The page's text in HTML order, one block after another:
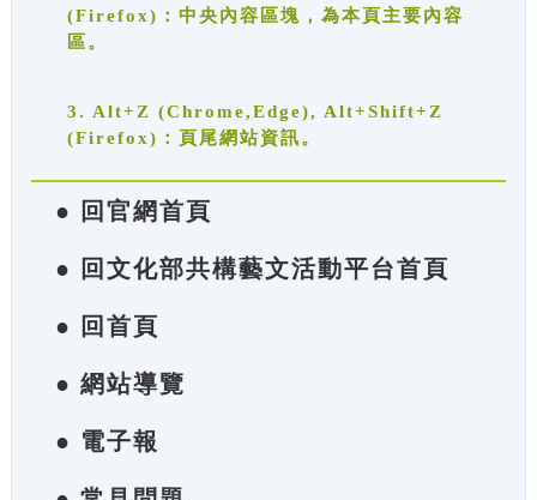
(Firefox)：中央內容區塊，為本頁主要內容
區。
3. Alt+Z (Chrome,Edge), Alt+Shift+Z
(Firefox)：頁尾網站資訊。
● 回官網首頁
● 回文化部共構藝文活動平台首頁
● 回首頁
● 網站導覽
● 電子報